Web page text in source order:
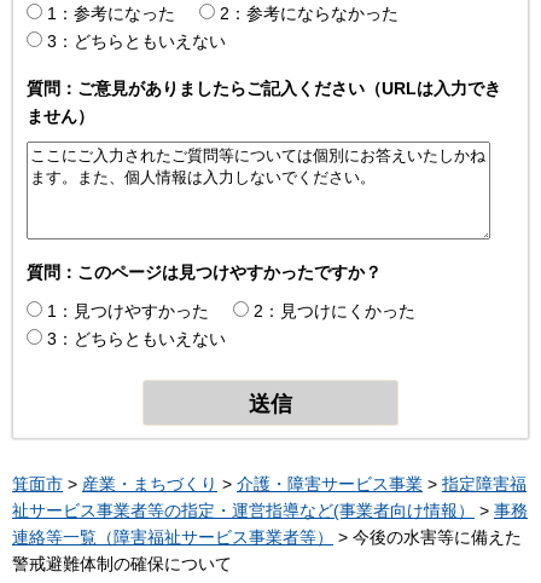
1：参考になった
2：参考にならなかった
3：どちらともいえない
質問：ご意見がありましたらご記入ください（URLは入力でき
ません）
質問：このページは見つけやすかったですか？
1：見つけやすかった
2：見つけにくかった
3：どちらともいえない
箕面市 > 産業・まちづくり > 介護・障害サービス事業 > 指定障害福
祉サービス事業者等の指定・運営指導など(事業者向け情報）
> 事務
連絡等一覧（障害福祉サービス事業者等）
> 今後の水害等に備えた
警戒避難体制の確保について